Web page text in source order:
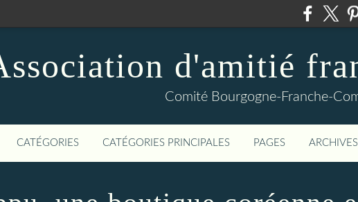
d'amitié
Comité Bourgogne-Franche-
CATÉGORIES CATÉGORIES PRINCIPALES PAGES ARCHIVES